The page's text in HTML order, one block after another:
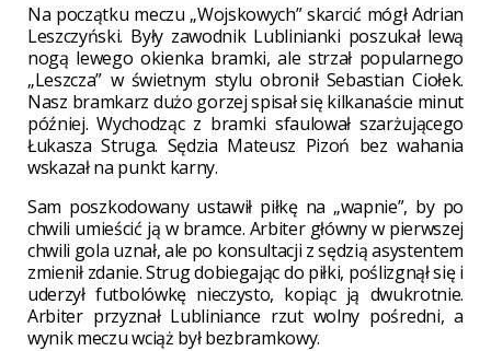
Na początku meczu „Wojskowych” skarcić mógł Adrian
Leszczyński. Były zawodnik Lublinianki poszukał lewą
nogą lewego okienka bramki, ale strzał popularnego
„Leszcza” w świetnym stylu obronił Sebastian Ciołek.
Nasz bramkarz dużo gorzej spisał się kilkanaście minut
później. Wychodząc z bramki sfaulował szarżującego
Łukasza Struga. Sędzia Mateusz Pizoń bez wahania
wskazał na punkt karny.
Sam poszkodowany ustawił piłkę na „wapnie”, by po
chwili umieścić ją w bramce. Arbiter główny w pierwszej
chwili gola uznał, ale po konsultacji z sędzią asystentem
zmienił zdanie. Strug dobiegając do piłki, poślizgnął się i
uderzył futbolówkę nieczysto, kopiąc ją dwukrotnie.
Arbiter przyznał Lubliniance rzut wolny pośredni, a
wynik meczu wciąż był bezbramkowy.